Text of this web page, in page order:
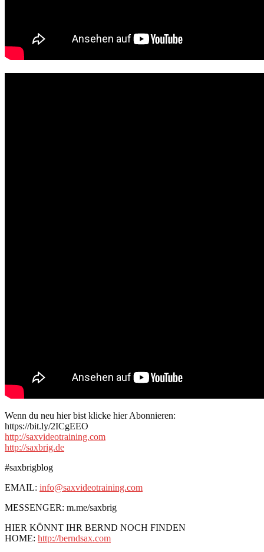
Wenn du neu hier bist klicke hier Abonnieren:
https://bit.ly/2ICgEEO
http://saxvideotraining.com
http://saxbrig.de
#saxbrigblog
EMAIL: info@saxvideotraining.com
MESSENGER: m.me/saxbrig
HIER KÖNNT IHR BERND NOCH FINDEN
HOME: http://berndsax.com